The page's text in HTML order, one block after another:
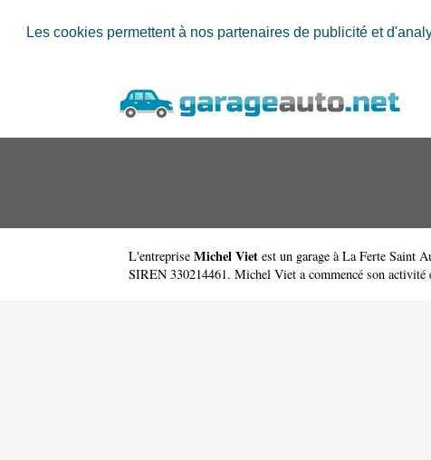
Les cookies permettent à nos partenaires de publicité et
L'entreprise Michel Viet est un garage à La Ferte Saint
SIREN 330214461. Michel Viet a commencé son